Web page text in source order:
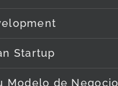
Startup
Modelo de Negocio